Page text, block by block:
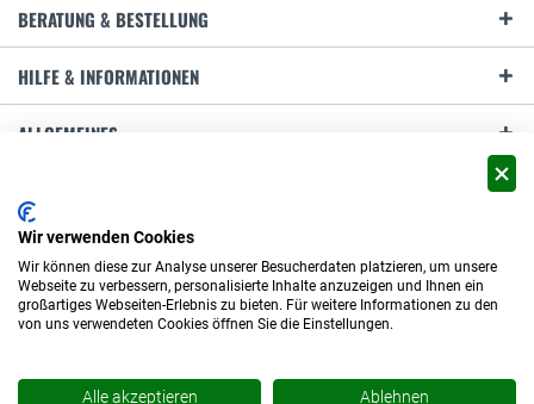
BERATUNG & BESTELLUNG
HILFE & INFORMATIONEN
ALLGEMEINES
Wir verwenden Cookies
Wir können diese zur Analyse unserer Besucherdaten platzieren, um unsere
Webseite zu verbessern, personalisierte Inhalte anzuzeigen und Ihnen ein
großartiges Webseiten-Erlebnis zu bieten. Für weitere Informationen zu den
von uns verwendeten Cookies öffnen Sie die Einstellungen.
Alle akzeptieren Ablehnen